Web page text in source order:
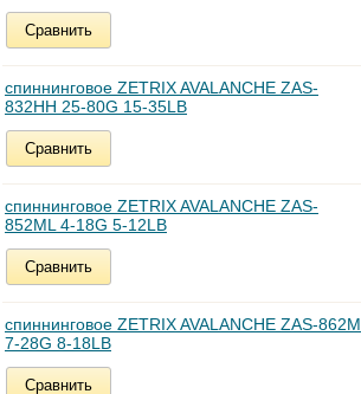
Сравнить
спиннинговое ZETRIX AVALANCHE ZAS-
832HH 25-80G 15-35LB
Сравнить
спиннинговое ZETRIX AVALANCHE ZAS-
852ML 4-18G 5-12LB
Сравнить
спиннинговое ZETRIX AVALANCHE ZAS-862M
7-28G 8-18LB
Сравнить